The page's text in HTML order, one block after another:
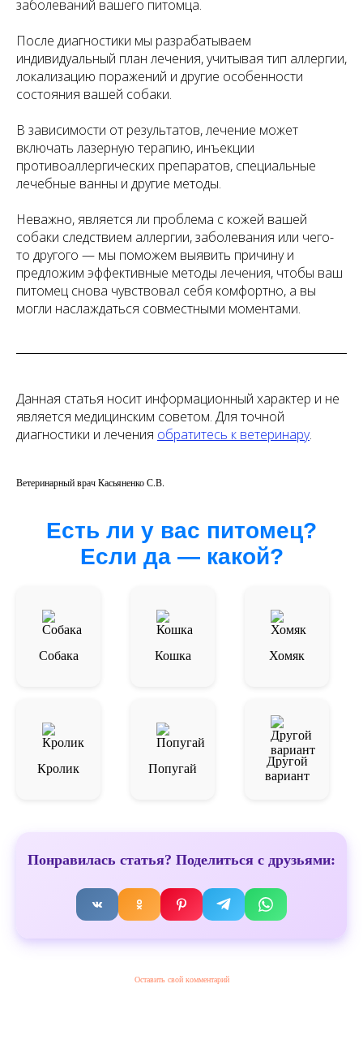
заболеваний вашего питомца.
После диагностики мы разрабатываем
индивидуальный план лечения, учитывая тип аллергии,
локализацию поражений и другие особенности
состояния вашей собаки.
В зависимости от результатов, лечение может
включать лазерную терапию, инъекции
противоаллергических препаратов, специальные
лечебные ванны и другие методы.
Неважно, является ли проблема с кожей вашей
собаки следствием аллергии, заболевания или чего-
то другого — мы поможем выявить причину и
предложим эффективные методы лечения, чтобы ваш
питомец снова чувствовал себя комфортно, а вы
могли наслаждаться совместными моментами.
Данная статья носит информационный характер и не
является медицинским советом. Для точной
диагностики и лечения обратитесь к ветеринару.
Ветеринарный врач Касьяненко С.В.
Есть ли у вас питомец?
Если да — какой?
Собака Кошка Хомяк
Кролик Попугай
Другой
вариант
Понравилась статья? Поделиться с друзьями:
Оставить свой комментарий